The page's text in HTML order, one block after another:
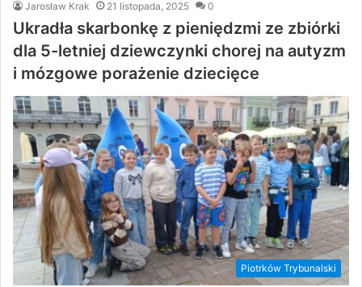
Jarosław Krak 21 listopada, 2025 0
Ukradła skarbonkę z pieniędzmi ze zbiórki
dla 5-letniej dziewczynki chorej na autyzm
i mózgowe porażenie dziecięce
Piotrków Trybunalski